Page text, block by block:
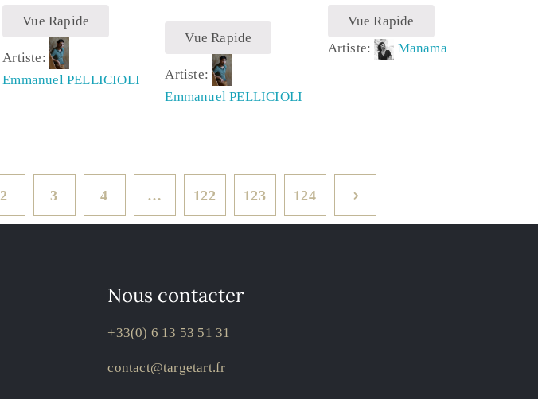
Vue Rapide
Artiste:
Emmanuel PELLICIOLI
Vue Rapide
Artiste:
Emmanuel PELLICIOLI
Vue Rapide
Artiste:
Manama
2 3 4 … 122 123 124
Nous contacter
+33(0) 6 13 53 51 31
contact@targetart.fr